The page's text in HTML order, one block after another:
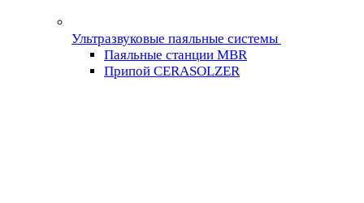
Ультразвуковые паяльные системы
Паяльные станции MBR
Припой CERASOLZER